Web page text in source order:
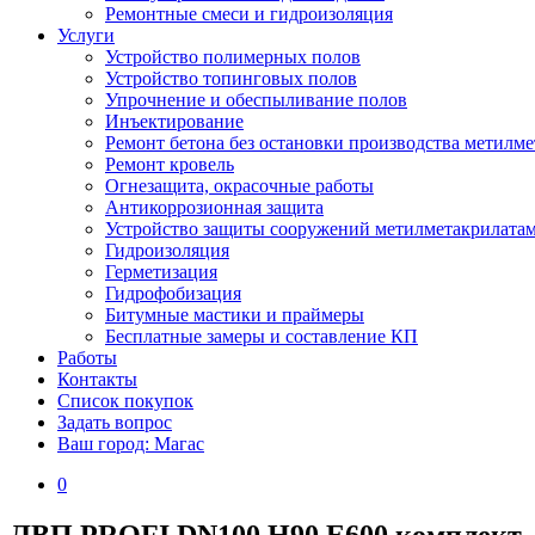
Ремонтные смеси и гидроизоляция
Услуги
Устройство полимерных полов
Устройство топинговых полов
Упрочнение и обеспыливание полов
Инъектирование
Ремонт бетона без остановки производства
Ремонт кровель
Огнезащита, окрасочные работы
Антикоррозионная защита
Устройство защиты сооружений
Гидроизоляция
Герметизация
Гидрофобизация
Битумные мастики и праймеры
Бесплатные замеры и составление КП
Работы
Контакты
Список покупок
Задать вопрос
Ваш город: Магас
0